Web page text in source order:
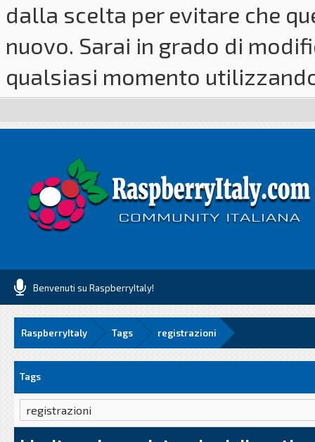
dalla scelta per evitare che
nuovo. Sarai in grado di
qualsiasi momento
Benvenuti su RaspberryItaly!
RaspberryItaly Tags registrazioni
Tags